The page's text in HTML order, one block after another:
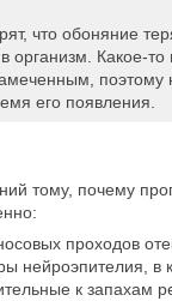
что обоняние
организм. Какое-
поэтому
его появления.
тому, почему
проходов
нейроэпителия, в
к запахам